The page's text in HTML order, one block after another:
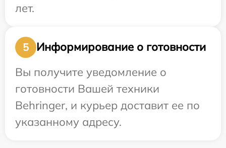
лет.
5
Информирование о готовности
Вы получите уведомление о
готовности Вашей техники
Behringer, и курьер доставит ее по
указанному адресу.